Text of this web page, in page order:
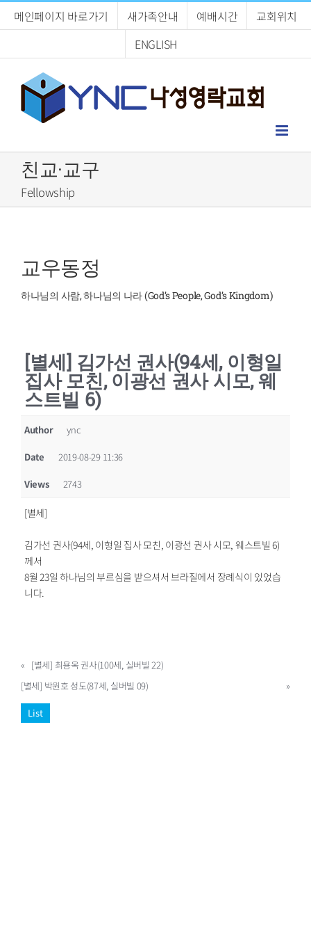
메인페이지 바로가기 새가족안내 예배시간
교회위치
ENGLISH
친교·교구
Fellowship
교우동정
하나님의 사람, 하나님의 나라 (God’s People, God’s Kingdom)
[별세] 김가선 권사(94세, 이형일
집사 모친, 이광선 권사 시모, 웨
스트빌 6)
Author ync
Date 2019-08-29 11:36
Views 2743
[별세]
김가선 권사(94세, 이형일 집사 모친, 이광선 권사 시모, 웨스트빌 6)
께서
8월 23일 하나님의 부르심을 받으셔서 브라질에서 장례식이 있었습
니다.
« [별세] 최용옥 권사(100세, 실버빌 22)
[별세] 박원호 성도(87세, 실버빌 09)
»
List